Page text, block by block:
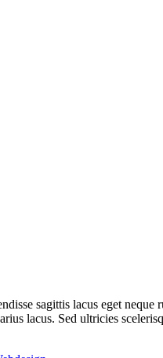
sagittis lacus eget
lacus. Sed ultricies